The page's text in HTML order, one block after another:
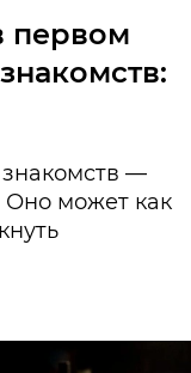
первом
—
Оно может как